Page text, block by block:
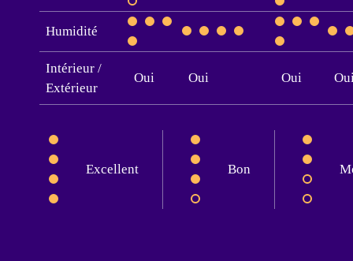
Humidité
Intérieur /
Extérieur
Oui Oui Oui
Excellent Bon